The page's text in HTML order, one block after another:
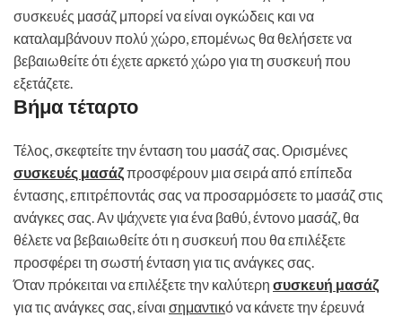
συσκευές μασάζ μπορεί να είναι ογκώδεις και να
καταλαμβάνουν πολύ χώρο, επομένως θα θελήσετε να
βεβαιωθείτε ότι έχετε αρκετό χώρο για τη συσκευή που
εξετάζετε.
Βήμα τέταρτο
Τέλος, σκεφτείτε την ένταση του μασάζ σας. Ορισμένες
συσκευές μασάζπροσφέρουν μια σειρά από επίπεδα
έντασης, επιτρέποντάς σας να προσαρμόσετε το μασάζ στις
ανάγκες σας. Αν ψάχνετε για ένα βαθύ, έντονο μασάζ, θα
θέλετε να βεβαιωθείτε ότι η συσκευή που θα επιλέξετε
προσφέρει τη σωστή ένταση για τις ανάγκες σας.
Όταν πρόκειται να επιλέξετε την καλύτερη συσκευή μασάζ
για τις ανάγκες σας, είναι σημαντικό να κάνετε την έρευνά